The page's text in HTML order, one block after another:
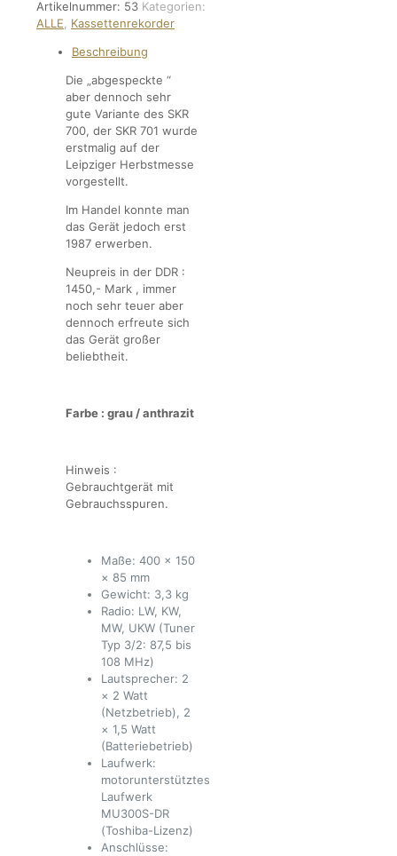
Artikelnummer: 53 Kategorien:
ALLE
Kassettenrekorder
Beschreibung
Die „abgespeckte “
aber dennoch sehr
gute Variante des SKR
700, der SKR 701 wurde
erstmalig auf der
Leipziger Herbstmesse
vorgestellt.
Im Handel konnte man
das Gerät jedoch erst
1987 erwerben.
Neupreis in der DDR :
1450,- Mark , immer
noch sehr teuer aber
dennoch erfreute sich
das Gerät großer
beliebtheit.
Farbe : grau / anthrazit
Hinweis :
Gebrauchtgerät mit
Gebrauchsspuren.
Maße: 400 × 150
× 85 mm
Gewicht: 3,3 kg
Radio: LW, KW,
MW, UKW (Tuner
Typ 3/2: 87,5 bis
108 MHz)
Lautsprecher: 2
× 2 Watt
(Netzbetrieb), 2
× 1,5 Watt
(Batteriebetrieb)
Laufwerk:
motorunterstütztes
Laufwerk
MU300S-DR
(Toshiba-Lizenz)
Anschlüsse: